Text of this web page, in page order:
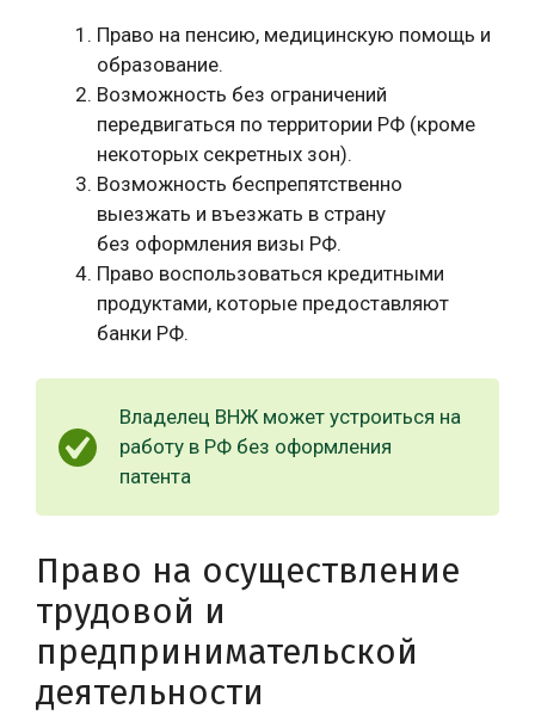
Право на пенсию, медицинскую помощь и
образование.
Возможность без ограничений
передвигаться по территории РФ (кроме
некоторых секретных зон).
Возможность беспрепятственно
выезжать и въезжать в страну
без оформления визы РФ.
Право воспользоваться кредитными
продуктами, которые предоставляют
банки РФ.
Владелец ВНЖ может устроиться на
работу в РФ без оформления
патента
Право на осуществление
трудовой и
предпринимательской
деятельности